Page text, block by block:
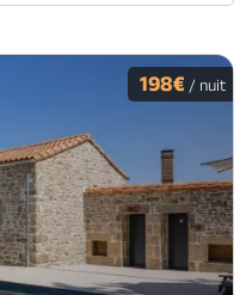
198€ / nuit